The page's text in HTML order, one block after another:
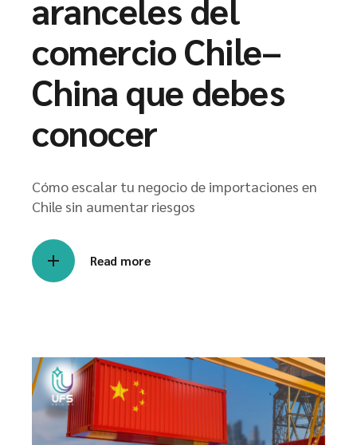
aranceles del
comercio Chile–
China que debes
conocer
Cómo escalar tu negocio de importaciones en
Chile sin aumentar riesgos
Read more